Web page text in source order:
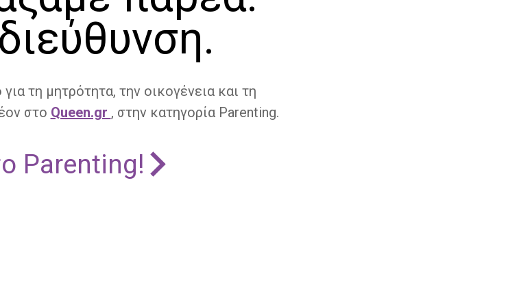
τη μητρότητα, την οικογένεια και τη
στο Queen.gr , στην κατηγορία Parenting.
Parenting!